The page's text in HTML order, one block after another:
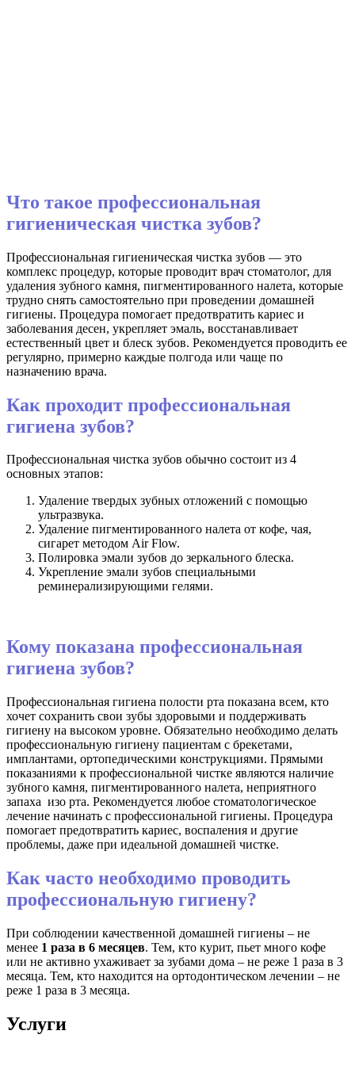
Что такое профессиональная
гигиеническая чистка зубов?
Профессиональная гигиеническая чистка зубов — это
комплекс процедур, которые проводит врач стоматолог, для
удаления зубного камня, пигментированного налета, которые
трудно снять самостоятельно при проведении домашней
гигиены. Процедура помогает предотвратить кариес и
заболевания десен, укрепляет эмаль, восстанавливает
естественный цвет и блеск зубов. Рекомендуется проводить ее
регулярно, примерно каждые полгода или чаще по
назначению врача.
Как проходит профессиональная
гигиена зубов?
Профессиональная чистка зубов обычно состоит из 4
основных этапов:
Удаление твердых зубных отложений с помощью
ультразвука.
Удаление пигментированного налета от кофе, чая,
сигарет методом Air Flow.
Полировка эмали зубов до зеркального блеска.
Укрепление эмали зубов специальными
реминерализирующими гелями.
Кому показана профессиональная
гигиена зубов?
Профессиональная гигиена полости рта показана всем, кто
хочет сохранить свои зубы здоровыми и поддерживать
гигиену на высоком уровне. Обязательно необходимо делать
профессиональную гигиену пациентам с брекетами,
имплантами, ортопедическими конструкциями. Прямыми
показаниями к профессиональной чистке являются наличие
зубного камня, пигментированного налета, неприятного
запаха изо рта. Рекомендуется любое стоматологическое
лечение начинать с профессиональной гигиены. Процедура
помогает предотвратить кариес, воспаления и другие
проблемы, даже при идеальной домашней чистке.
Как часто необходимо проводить
профессиональную гигиену?
При соблюдении качественной домашней гигиены – не
менее 1 раза в 6 месяцев. Тем, кто курит, пьет много кофе
или не активно ухаживает за зубами дома – не реже 1 раза в 3
месяца. Тем, кто находится на ортодонтическом лечении – не
реже 1 раза в 3 месяца.
Услуги